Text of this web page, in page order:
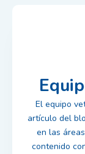
El equipo
artículo del
en las
contenido